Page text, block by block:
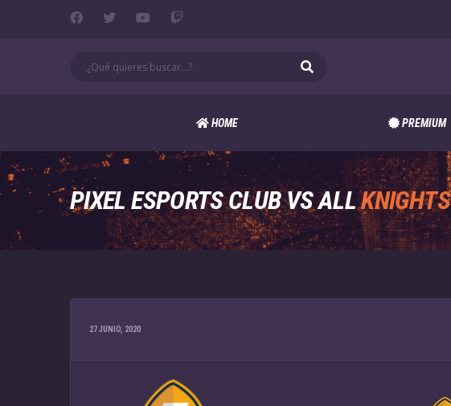
HOME PREMIUM
PIXEL ESPORTS CLUB VS ALLKNIGHTS
27 JUNIO, 2020